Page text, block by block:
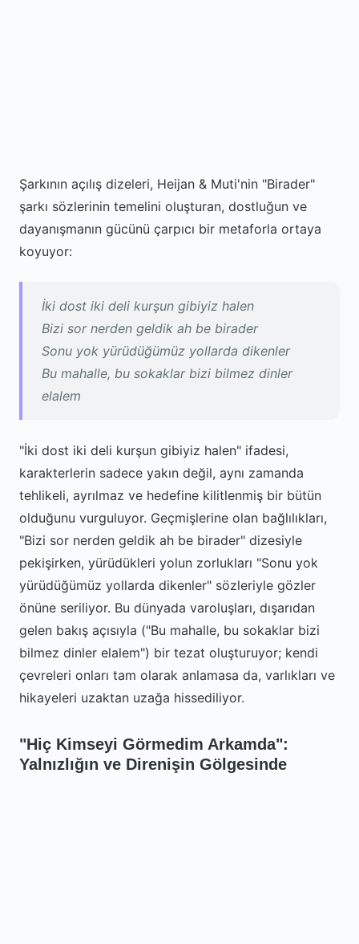
Şarkının açılış dizeleri, Heijan & Muti'nin "Birader"
şarkı sözlerinin temelini oluşturan, dostluğun ve
dayanışmanın gücünü çarpıcı bir metaforla ortaya
koyuyor:
İki dost iki deli kurşun gibiyiz halen
Bizi sor nerden geldik ah be birader
Sonu yok yürüdüğümüz yollarda dikenler
Bu mahalle, bu sokaklar bizi bilmez dinler
elalem
"İki dost iki deli kurşun gibiyiz halen" ifadesi,
karakterlerin sadece yakın değil, aynı zamanda
tehlikeli, ayrılmaz ve hedefine kilitlenmiş bir bütün
olduğunu vurguluyor. Geçmişlerine olan bağlılıkları,
"Bizi sor nerden geldik ah be birader" dizesiyle
pekişirken, yürüdükleri yolun zorlukları "Sonu yok
yürüdüğümüz yollarda dikenler" sözleriyle gözler
önüne seriliyor. Bu dünyada varoluşları, dışarıdan
gelen bakış açısıyla ("Bu mahalle, bu sokaklar bizi
bilmez dinler elalem") bir tezat oluşturuyor; kendi
çevreleri onları tam olarak anlamasa da, varlıkları ve
hikayeleri uzaktan uzağa hissediliyor.
"Hiç Kimseyi Görmedim Arkamda":
Yalnızlığın ve Direnişin Gölgesinde